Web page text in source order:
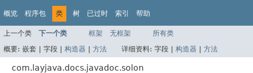
概览 程序包 类 树 已过时 索引 帮助
上一个类 下一个类 框架 无框架
所有类
概要: 嵌套 | 字段 | 构造器 | 方法 详细资料: 字段 | 构造器 | 方法
com.layjava.docs.javadoc.solon